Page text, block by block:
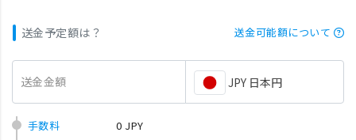
送金予定額は？ 送金可能額について
送金金額 JPY 日本円
手数料
0 JPY